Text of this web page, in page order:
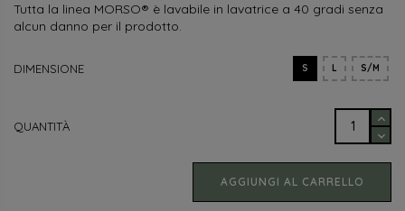
Tutta la linea MORSO® è lavabile in lavatrice a 40 gradi senza
alcun danno per il prodotto.
DIMENSIONE S L S/M
QUANTITÀ
AGGIUNGI AL CARRELLO